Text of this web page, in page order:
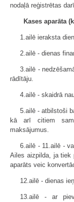
nodaļā reģistrētas
Kases aparāta
1.ailē ieraksta
2.ailē - dienas
3.ailē -
rādītāju.
4.ailē - skaidrā
5.ailē - atbilstoši
kā arī citiem
maksājumus.
6.ailē - 11.ailē -
Ailes aizpilda, ja tiek
aparāts veic
12.ailē - dienas
13.ailē - ar